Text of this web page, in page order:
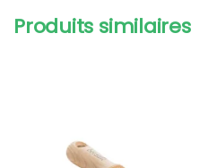
Produits similaires